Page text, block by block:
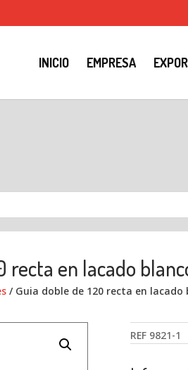
INICIO EMPRESA
recta en lacado
/ Guia doble de 120 recta en lacado
REF 9821-1